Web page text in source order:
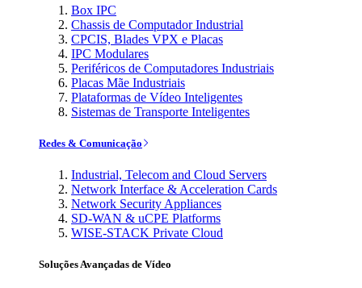
Box IPC
Chassis de Computador Industrial
CPCIS, Blades VPX e Placas
IPC Modulares
Periféricos de Computadores Industriais
Placas Mãe Industriais
Plataformas de Vídeo Inteligentes
Sistemas de Transporte Inteligentes
Redes & Comunicação
Industrial, Telecom and Cloud Servers
Network Interface & Acceleration Cards
Network Security Appliances
SD-WAN & uCPE Platforms
WISE-STACK Private Cloud
Soluções Avançadas de Vídeo